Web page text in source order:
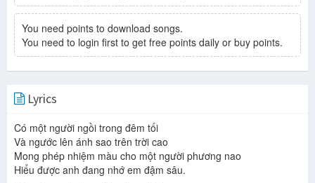
You need points to download songs.
You need to login first to get free points daily or buy points.
Lyrics
Có một người ngồi trong đêm tối
Và ngước lên ánh sao trên trời cao
Mong phép nhiệm màu cho một người phương nao
Hiểu được anh đang nhớ em đậm sâu.